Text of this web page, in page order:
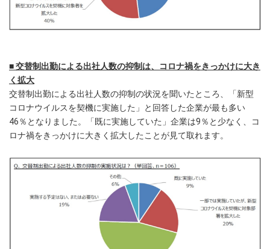
■ 交替制出勤による出社人数の抑制は、コロナ禍をきっかけに大き
く拡大
交替制出勤による出社人数の抑制の状況を聞いたところ、「新型
コロナウイルスを契機に実施した」と回答した企業が最も多い
46％となりました。「既に実施していた」企業は9％と少なく、コ
ロナ禍をきっかけに大きく拡大したことが見て取れます。